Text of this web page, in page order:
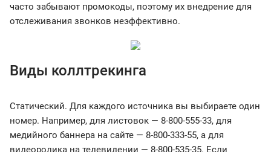
часто забывают промокоды, поэтому их внедрение для
отслеживания звонков неэффективно.
Виды коллтрекинга
Статический. Для каждого источника вы выбираете один
номер. Например, для листовок — 8-800-555-33, для
медийного баннера на сайте — 8-800-333-55, а для
видеоролика на телевидении — 8-800-535-35. Если